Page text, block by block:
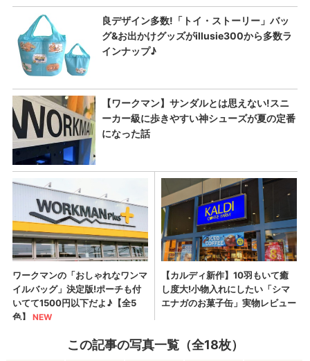
この記事の写真一覧（全18枚）